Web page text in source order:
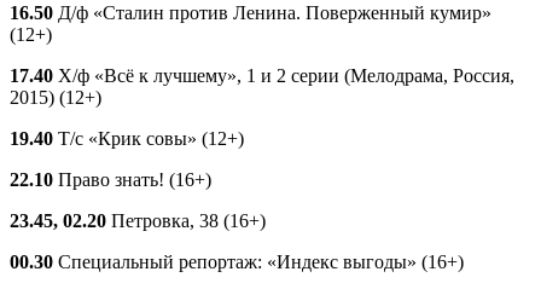
16.50 Д/ф «Сталин против Ленина. Поверженный кумир»
(12+)
17.40 Х/ф «Всё к лучшему», 1 и 2 серии (Мелодрама, Россия,
2015) (12+)
19.40 Т/с «Крик совы» (12+)
22.10 Право знать! (16+)
23.45, 02.20 Петровка, 38 (16+)
00.30 Специальный репортаж: «Индекс выгоды» (16+)